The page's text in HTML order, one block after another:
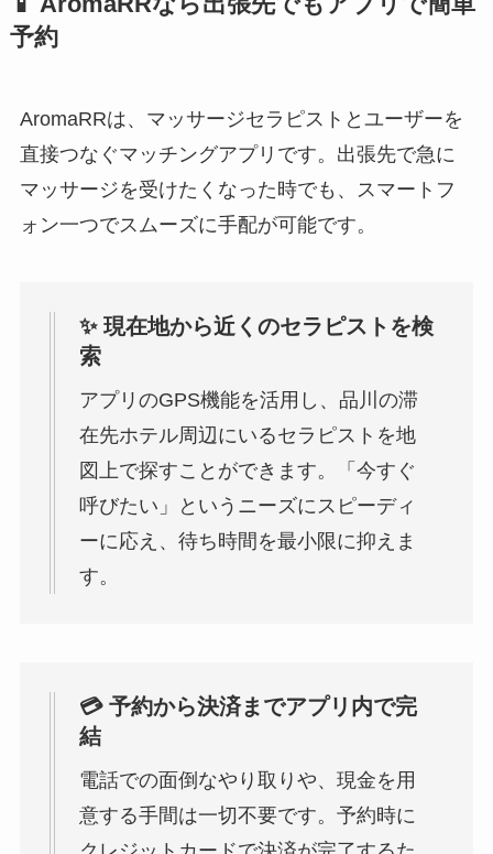
予約
AromaRRは、マッサージセラピストとユーザーを
直接つなぐマッチングアプリです。出張先で急に
マッサージを受けたくなった時でも、スマートフ
ォン一つでスムーズに手配が可能です。
✨ 現在地から近くのセラピストを検
索
アプリのGPS機能を活用し、品川の滞
在先ホテル周辺にいるセラピストを地
図上で探すことができます。「今すぐ
呼びたい」というニーズにスピーディ
ーに応え、待ち時間を最小限に抑えま
す。
💳 予約から決済までアプリ内で完
結
電話での面倒なやり取りや、現金を用
意する手間は一切不要です。予約時に